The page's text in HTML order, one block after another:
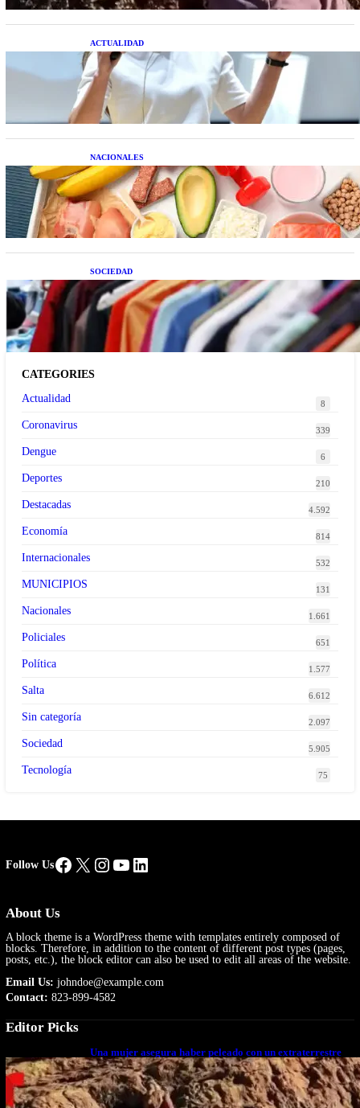
ACTUALIDAD
La startup creada por una salteña que busca
resolver el estrés financiero en Latinoamérica
NACIONALES
Nutrición inteligente: Cinco superalimentos de
temporada que deberías sumar a tu dieta este mes
SOCIEDAD
Las grandes marcas globales se suman a la
tendencia de la ropa de segunda mano premium
CATEGORIES
Actualidad
8
Coronavirus 339
Dengue 6
Deportes 210
Destacadas 4.592
Economía 814
Internacionales 532
MUNICIPIOS 131
Nacionales 1.661
Policiales 651
Política 1.577
Salta 6.612
Sin categoría 2.097
Sociedad 5.905
Tecnología 75
Follow UsFacebook
X Instagram
YouTube
LinkedIn
About Us
A block theme is a WordPress theme with templates entirely composed of
blocks. Therefore, in addition to the content of different post types (pages,
posts, etc.), the block editor can also be used to edit all areas of the website.
Email Us: johndoe@example.com
Contact: 823-899-4582
Editor Picks
Una mujer asegura haber peleado con un extraterrestre
cuerpo a cuerpo